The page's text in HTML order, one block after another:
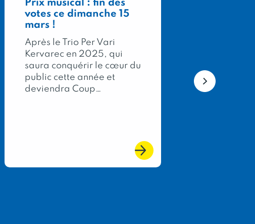
Prix musical : fin des
votes ce dimanche 15
mars !
Après le Trio Per Vari
Kervarec en 2025, qui
saura conquérir le cœur du
public cette année et
deviendra Coup…
Concours
Agricole,